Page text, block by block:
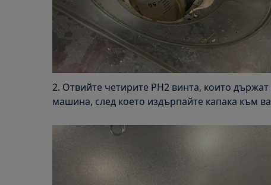
2. Отвийте четирите PH2 винта, които
машина, след което издърпайте капака към